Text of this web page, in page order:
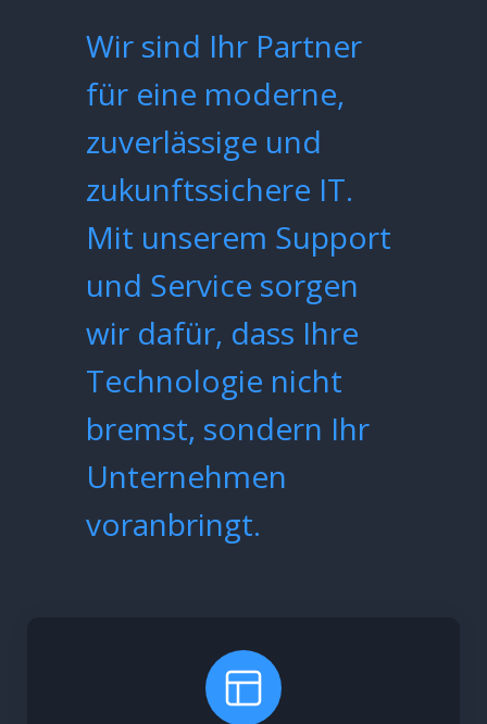
Wir sind Ihr Partner
für eine moderne,
zuverlässige und
zukunftssichere IT.
Mit unserem Support
und Service sorgen
wir dafür, dass Ihre
Technologie nicht
bremst, sondern Ihr
Unternehmen
voranbringt.